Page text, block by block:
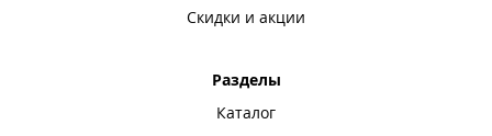
Скидки и акции
Разделы
Каталог